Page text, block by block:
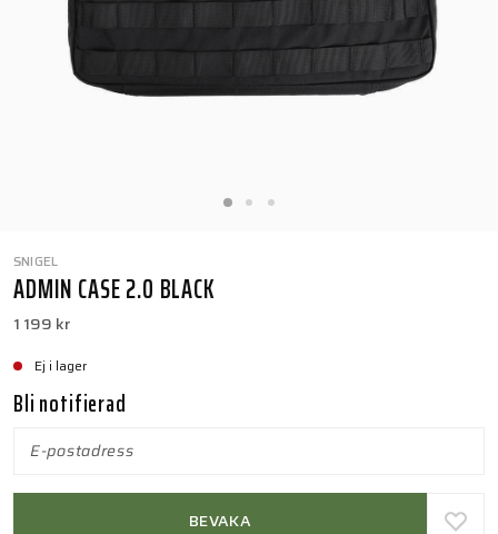
SNIGEL
ADMIN CASE 2.0 BLACK
1 199 kr
Ej i lager
Bli notifierad
BEVAKA